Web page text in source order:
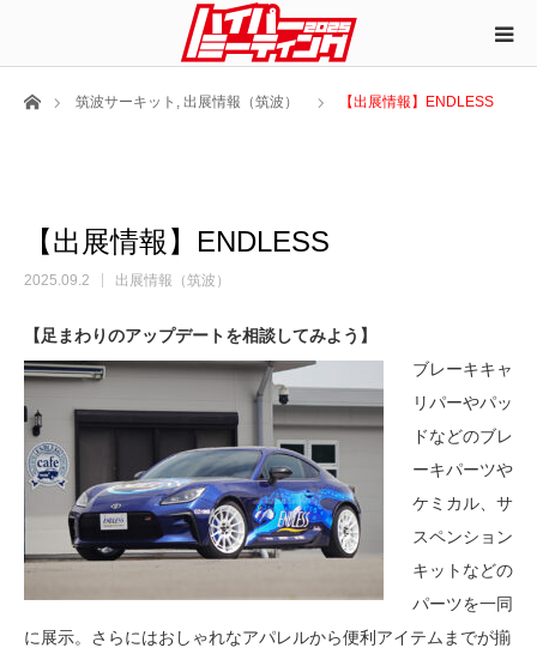
ホーム筑波サーキット , 出展情報（筑波） 【出展情報】ENDLESS
【出展情報】ENDLESS
2025.09.2 出展情報（筑波）
【足まわりのアップデートを相談してみよう】
ブレーキキャ
リパーやパッ
ドなどのブレ
ーキパーツや
ケミカル、サ
スペンション
キットなどの
パーツを一同
に展示。さらにはおしゃれなアパレルから便利アイテムまでが揃